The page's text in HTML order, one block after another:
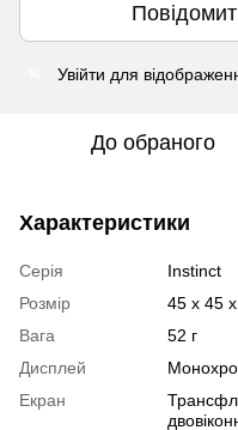
Увійти для
До обраного
Характеристики
Серія
Instinct
Розмір
45 x 45
Вага
52 г
Дисплей
Екран